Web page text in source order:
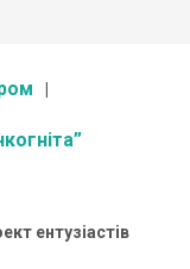
ентузіастів